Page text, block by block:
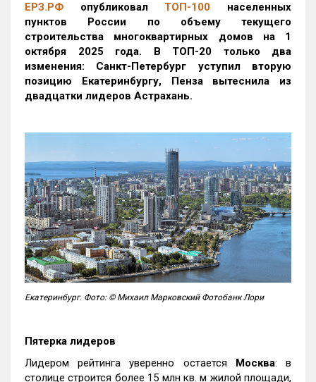
ЕРЗ.РФ опубликовал ТОП-100 населенных
пунктов России по объему текущего
строительства многоквартирных домов на 1
октября 2025 года. В ТОП-20 только два
изменения: Санкт-Петербург уступил вторую
позицию Екатеринбургу, Пенза вытеснила из
двадцатки лидеров Астрахань.
Екатеринбург. Фото: © Михаил Марковский Фотобанк Лори
Пятерка лидеров
Лидером рейтинга уверенно остается Москва: в
столице строится более 15 млн кв. м жилой площади,